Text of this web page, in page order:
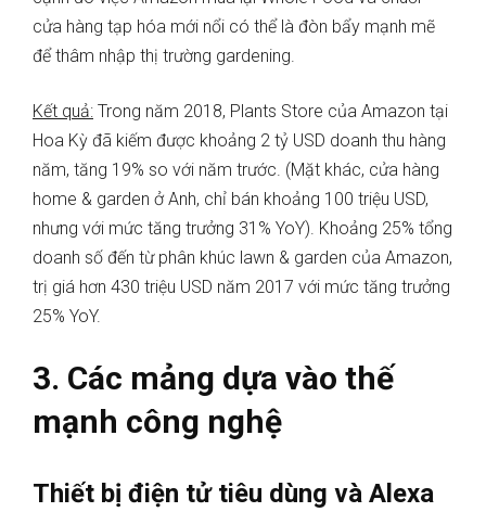
cửa hàng tạp hóa mới nổi có thể là đòn bẩy mạnh mẽ
để thâm nhập thị trường gardening.
Kết quả: Trong năm 2018, Plants Store của Amazon tại
Hoa Kỳ đã kiếm được khoảng 2 tỷ USD doanh thu hàng
năm, tăng 19% so với năm trước. (Mặt khác, cửa hàng
home & garden ở Anh, chỉ bán khoảng 100 triệu USD,
nhưng với mức tăng trưởng 31% YoY). Khoảng 25% tổng
doanh số đến từ phân khúc lawn & garden của Amazon,
trị giá hơn 430 triệu USD năm 2017 với mức tăng trưởng
25% YoY.
3. Các mảng dựa vào thế
mạnh công nghệ
Thiết bị điện tử tiêu dùng và Alexa